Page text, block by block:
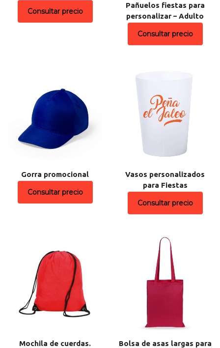
Consultar precio
Pañuelos fiestas para
personalizar – Adulto
Consultar precio
Gorra promocional
Consultar precio
Vasos personalizados
para Fiestas
Consultar precio
Mochila de cuerdas.
Bolsa de asas largas para